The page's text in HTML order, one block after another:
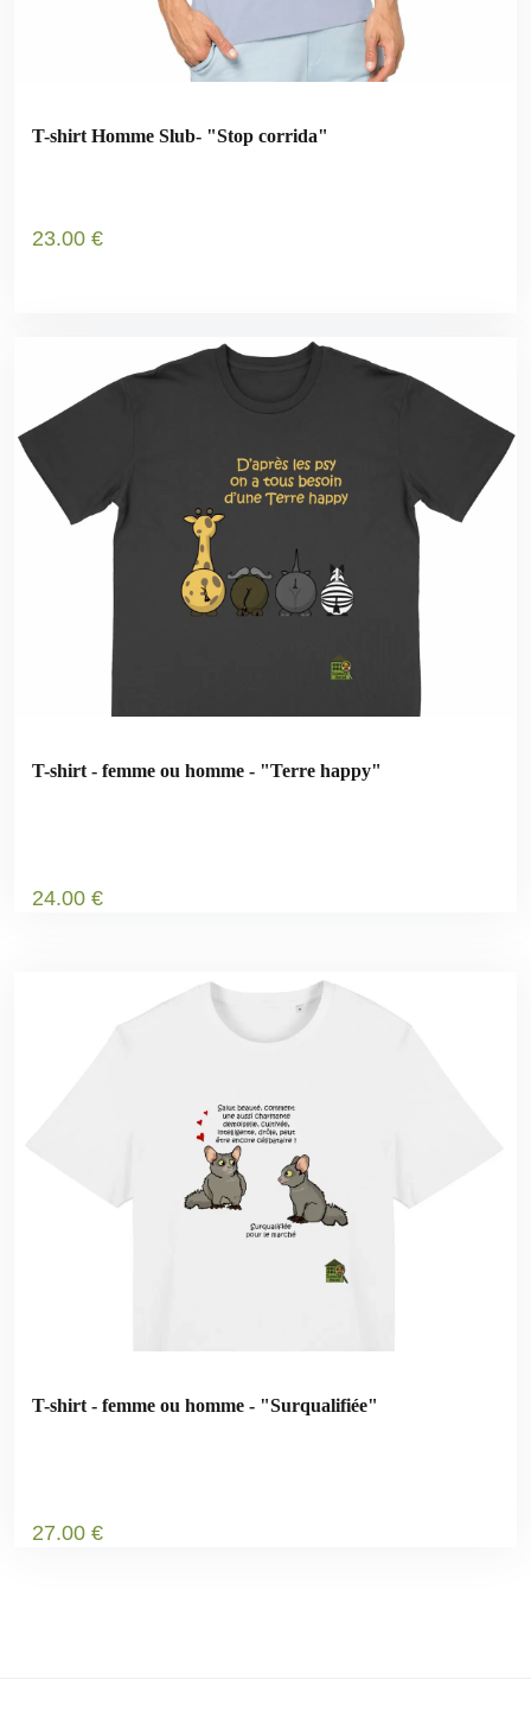
T-shirt Homme Slub- "Stop corrida"
23.00 €
T-shirt - femme ou homme - "Terre happy"
24.00 €
T-shirt - femme ou homme - "Surqualifiée"
27.00 €